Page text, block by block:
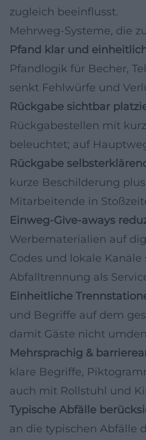
zugleich beeinflusst.
Mehrweg-Systeme, die
Pfand klar und
Pfandlogik für Becher,
senkt Fehlwürfe und
Rückgabe sichtbar
Rückgabestellen mit
beleuchtet; auf
Rückgabe
kurze Beschilderung
Mitarbeitende in
Einweg-Give-aways
Werbematerialien auf
Codes und lokale Kanäle
Abfalltrennung als
Einheitliche
und Begriffe auf dem
damit Gäste nicht
Mehrsprachig &
klare Begriffe,
auch mit Rollstuhl und
Typische Abfälle
an die typischen Abfälle